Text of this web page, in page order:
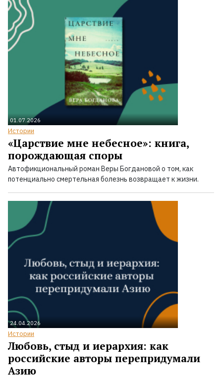
01.07.2026
Истории
«Царствие мне небесное»: книга,
порождающая споры
Автофикциональный роман Веры Богдановой о том, как
потенциально смертельная болезнь возвращает к жизни.
24.04.2026
Истории
Любовь, стыд и иерархия: как
российские авторы перепридумали
Азию